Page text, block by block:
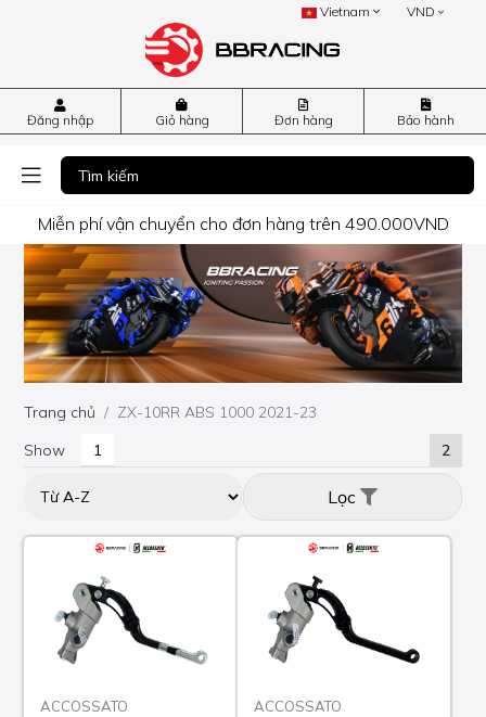
Vietnam VND
Đăng nhập Giỏ hàng Đơn hàng Bảo hành
Miễn phí vận chuyển cho đơn hàng trên 490.000VND
Trang chủ
ZX-10RR ABS 1000 2021-23
Show
2
Lọc
ACCOSSATO
ACCOSSATO